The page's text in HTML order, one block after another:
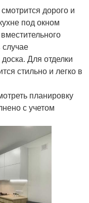
дорого и
под окном
Для отделки
стильно и легко в
планировку
с учетом